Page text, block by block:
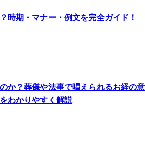
時期・マナー・例文を完全ガイド！
か？葬儀や法事で唱えられるお経の意
わかりやすく解説